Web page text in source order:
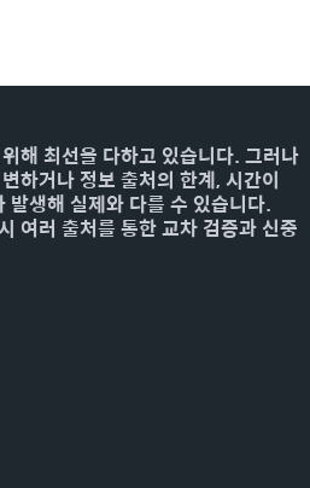
해 최선을 다하고 있습니다. 그러나
하거나 정보 출처의 한계, 시간이
발생해 실제와 다를 수 있습니다.
여러 출처를 통한 교차 검증과 신중